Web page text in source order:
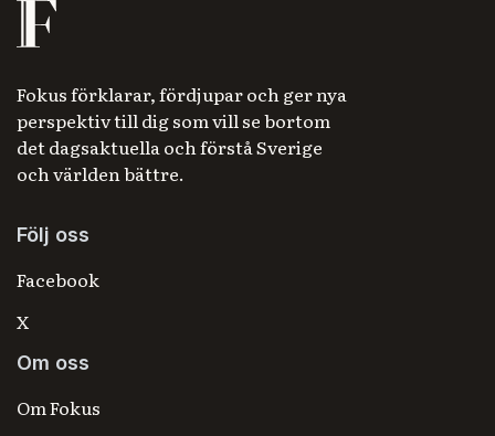
Fokus förklarar, fördjupar och ger nya
perspektiv till dig som vill se bortom
det dagsaktuella och förstå Sverige
och världen bättre.
Följ oss
Facebook
X
Om oss
Om Fokus